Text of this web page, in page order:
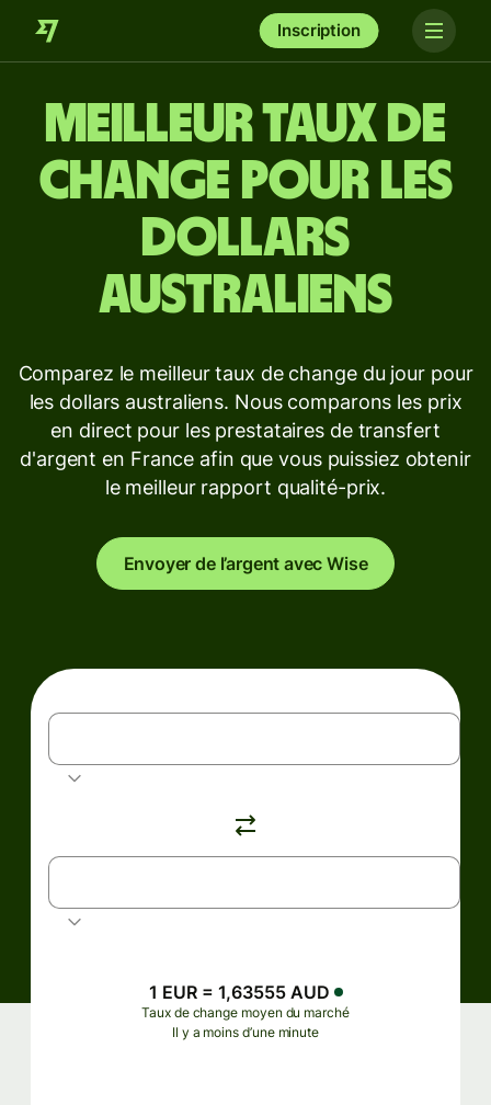
Inscription
Meilleur taux de
change pour les
dollars
australiens
Comparez le meilleur taux de change du jour pour
les dollars australiens. Nous comparons les prix
en direct pour les prestataires de transfert
d'argent en France afin que vous puissiez obtenir
le meilleur rapport qualité-prix.
Envoyer de l’argent avec Wise
1 EUR = 1,63555 AUD
Taux de change moyen du marché
Il y a moins d’une minute